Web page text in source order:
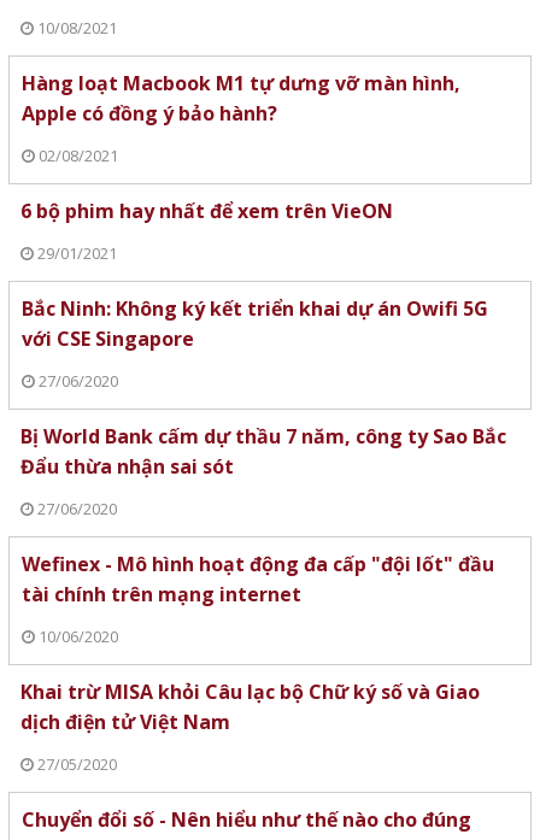
10/08/2021
Hàng loạt Macbook M1 tự dưng vỡ màn hình,
Apple có đồng ý bảo hành?
02/08/2021
6 bộ phim hay nhất để xem trên VieON
29/01/2021
Bắc Ninh: Không ký kết triển khai dự án Owifi 5G
với CSE Singapore
27/06/2020
Bị World Bank cấm dự thầu 7 năm, công ty Sao Bắc
Đẩu thừa nhận sai sót
27/06/2020
Wefinex - Mô hình hoạt động đa cấp "đội lốt" đầu
tài chính trên mạng internet
10/06/2020
Khai trừ MISA khỏi Câu lạc bộ Chữ ký số và Giao
dịch điện tử Việt Nam
27/05/2020
Chuyển đổi số - Nên hiểu như thế nào cho đúng